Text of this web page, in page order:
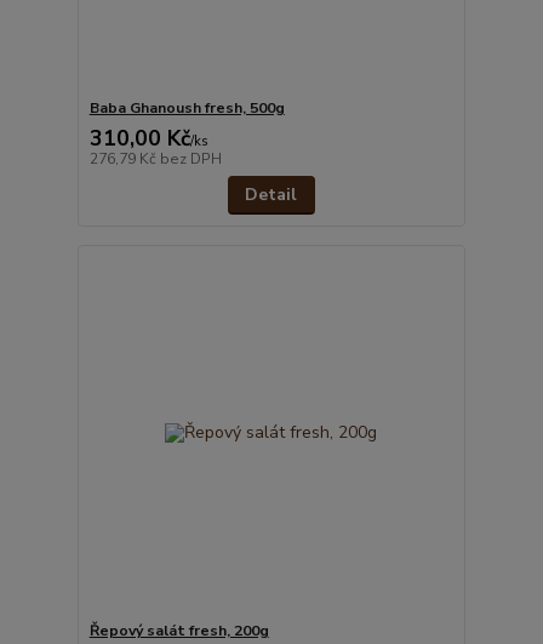
Baba Ghanoush fresh, 500g
310,00 Kč/ks
276,79 Kč bez DPH
Detail
Řepový salát fresh, 200g